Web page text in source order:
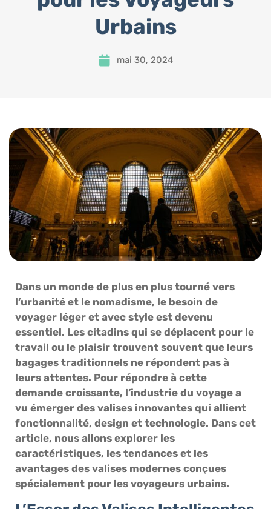
Urbains
mai 30, 2024
Dans un monde de plus en plus tourné vers
l’urbanité et le nomadisme, le besoin de
voyager léger et avec style est devenu
essentiel. Les citadins qui se déplacent pour le
travail ou le plaisir trouvent souvent que leurs
bagages traditionnels ne répondent pas à
leurs attentes. Pour répondre à cette
demande croissante, l’industrie du voyage a
vu émerger des valises innovantes qui allient
fonctionnalité, design et technologie. Dans cet
article, nous allons explorer les
caractéristiques, les tendances et les
avantages des valises modernes conçues
spécialement pour les voyageurs urbains.